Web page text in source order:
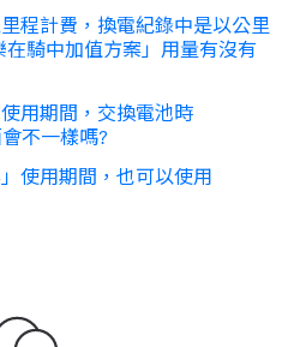
程計費，換電紀錄中是以公里
騎中加值方案」用量有沒有
用期間，交換電池時
不一樣嗎?
使用期間，也可以使用